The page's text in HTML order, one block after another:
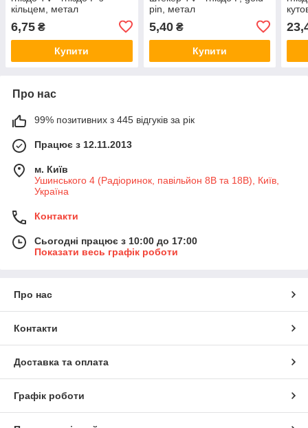
кільцем, метал
6,75 ₴
Купити
pin, метал
5,40₴
Купити
Про нас
99% позитивних з 445 відгуків за рік
Працює з 12.11.2013
м. Київ
Ушинського 4 (Радіоринок, павільйон 8В та 18В), Київ,
Україна
Контакти
Сьогодні працює з 10:00 до 17:00
Показати весь графік роботи
Про нас
Контакти
Доставка та оплата
Графік роботи